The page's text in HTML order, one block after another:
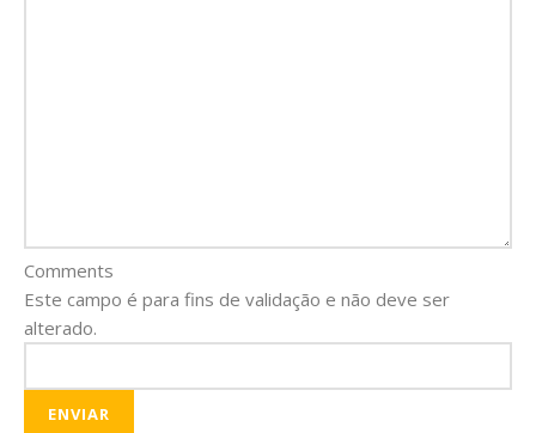
Comments
Este campo é para fins de validação e não deve ser
alterado.